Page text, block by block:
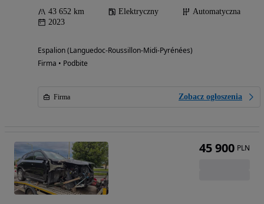
43 652 km Elektryczny
Automatyczna
2023
Espalion (Languedoc-Roussillon-Midi-Pyrénées)
Firma • Podbite
Firma Zobacz ogłoszenia
45 900 PLN